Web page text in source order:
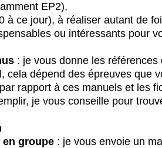
EP2),
à ce jour), à réaliser autant de
ou intéressants pour
: je vous donne les références
cela dépend des épreuves que
rapport à ces manuels et les
je vous conseille pour
groupe : je vous envoie un